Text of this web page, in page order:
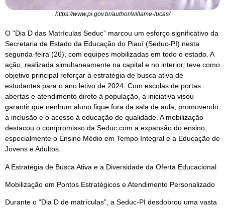
https://www.pi.gov.br/author/willame-lucas/
O “Dia D das Matrículas Seduc” marcou um esforço significativo da
Secretaria de Estado da Educação do Piauí (Seduc-PI) nesta
segunda-feira (26), com equipes mobilizadas em todo o estado. A
ação, realizada simultaneamente na capital e no interior, teve como
objetivo principal reforçar a estratégia de busca ativa de
estudantes para o ano letivo de 2024. Com escolas de portas
abertas e atendimento direto à população, a iniciativa visou
garantir que nenhum aluno fique fora da sala de aula, promovendo
a inclusão e o acesso à educação de qualidade. A mobilização
destacou o compromisso da Seduc com a expansão do ensino,
especialmente o Ensino Médio em Tempo Integral e a Educação de
Jovens e Adultos.
A Estratégia de Busca Ativa e a Diversidade da Oferta Educacional
Mobilização em Pontos Estratégicos e Atendimento Personalizado
Durante o “Dia D de matrículas”, a Seduc-PI desdobrou uma vasta